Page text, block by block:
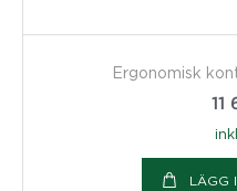
Ergonomisk
11
LÄGG